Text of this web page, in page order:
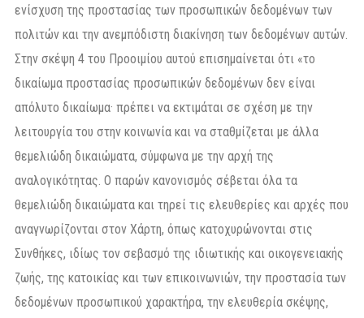
ενίσχυση της προστασίας των προσωπικών δεδομένων των
πολιτών και την ανεμπόδιστη διακίνηση των δεδομένων αυτών.
Στην σκέψη 4 του Προοιμίου αυτού επισημαίνεται ότι «το
δικαίωμα προστασίας προσωπικών δεδομένων δεν είναι
απόλυτο δικαίωμα· πρέπει να εκτιμάται σε σχέση με την
λειτουργία του στην κοινωνία και να σταθμίζεται με άλλα
θεμελιώδη δικαιώματα, σύμφωνα με την αρχή της
αναλογικότητας. Ο παρών κανονισμός σέβεται όλα τα
θεμελιώδη δικαιώματα και τηρεί τις ελευθερίες και αρχές που
αναγνωρίζονται στον Χάρτη, όπως κατοχυρώνονται στις
Συνθήκες, ιδίως τον σεβασμό της ιδιωτικής και οικογενειακής
ζωής, της κατοικίας και των επικοινωνιών, την προστασία των
δεδομένων προσωπικού χαρακτήρα, την ελευθερία σκέψης,